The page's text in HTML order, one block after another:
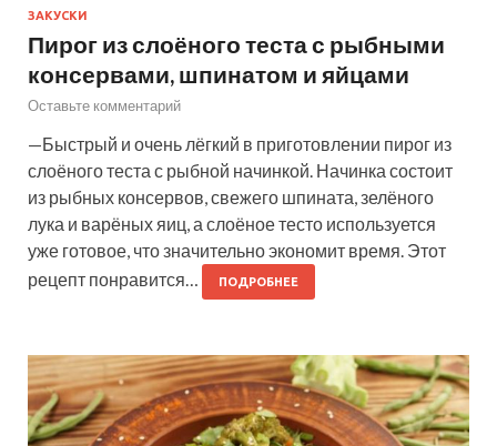
ЗАКУСКИ
Пирог из слоёного теста с рыбными
консервами, шпинатом и яйцами
Оставьте комментарий
—Быстрый и очень лёгкий в приготовлении пирог из
слоёного теста с рыбной начинкой. Начинка состоит
из рыбных консервов, свежего шпината, зелёного
лука и варёных яиц, а слоёное тесто используется
уже готовое, что значительно экономит время. Этот
рецепт понравится…
ПОДРОБНЕЕ